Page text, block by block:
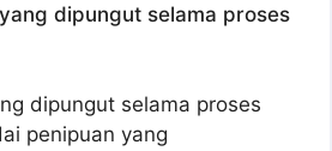
dipungut selama proses
dipungut selama proses
penipuan yang